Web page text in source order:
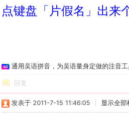
点键盘「片假名」出来
通用吴语拼音，为吴语量身定做的注音
回复
发表于 2011-7-15 11:46:05 显示全部